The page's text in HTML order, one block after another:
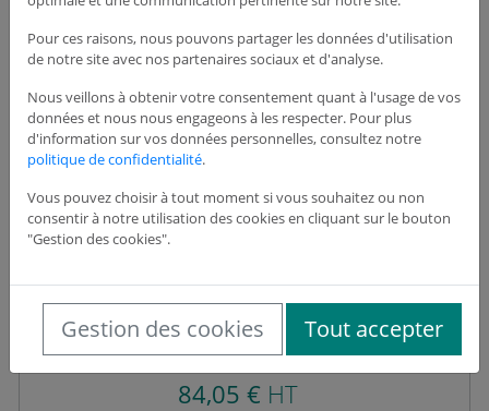
Flexible faux plafond pour Vicount
84,05 €HT
Pour ces raisons, nous pouvons partager les données d'utilisation
de notre site avec nos partenaires sociaux et d'analyse.
Nous veillons à obtenir votre consentement quant à l'usage de vos
données et nous nous engageons à les respecter. Pour plus
d'information sur vos données personnelles, consultez notre
politique de confidentialité.
Vous pouvez choisir à tout moment si vous souhaitez ou non
consentir à notre utilisation des cookies en cliquant sur le bouton
"Gestion des cookies".
Gestion des cookies Tout accepter